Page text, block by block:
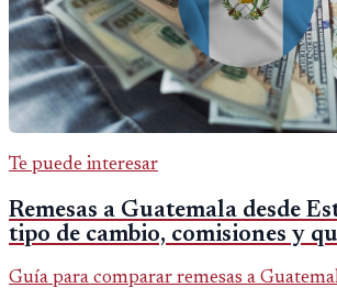
Te puede interesar
Remesas a Guatemala desde
tipo de cambio, comisiones y
Guía para comparar remesas a